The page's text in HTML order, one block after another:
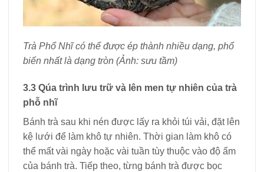
Trà Phổ Nhĩ có thể được ép thành nhiều dạng, phổ
biến nhất là dạng tròn (Ảnh: sưu tầm)
3.3 Qúa trình lưu trữ và lên men tự nhiên của trà
phỗ nhĩ
Bánh trà sau khi nén được lấy ra khỏi túi vải, đặt lên
kệ lưới để làm khô tự nhiên. Thời gian làm khô có
thể mất vài ngày hoặc vài tuần tùy thuộc vào độ ẩm
của bánh trà. Tiếp theo, từng bánh trà được bọc